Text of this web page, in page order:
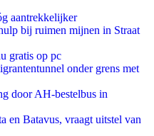
aantrekkelijker
bij ruimen mijnen in Straat
gratis op pc
onder grens met
door AH-bestelbus in
en Batavus, vraagt uitstel van